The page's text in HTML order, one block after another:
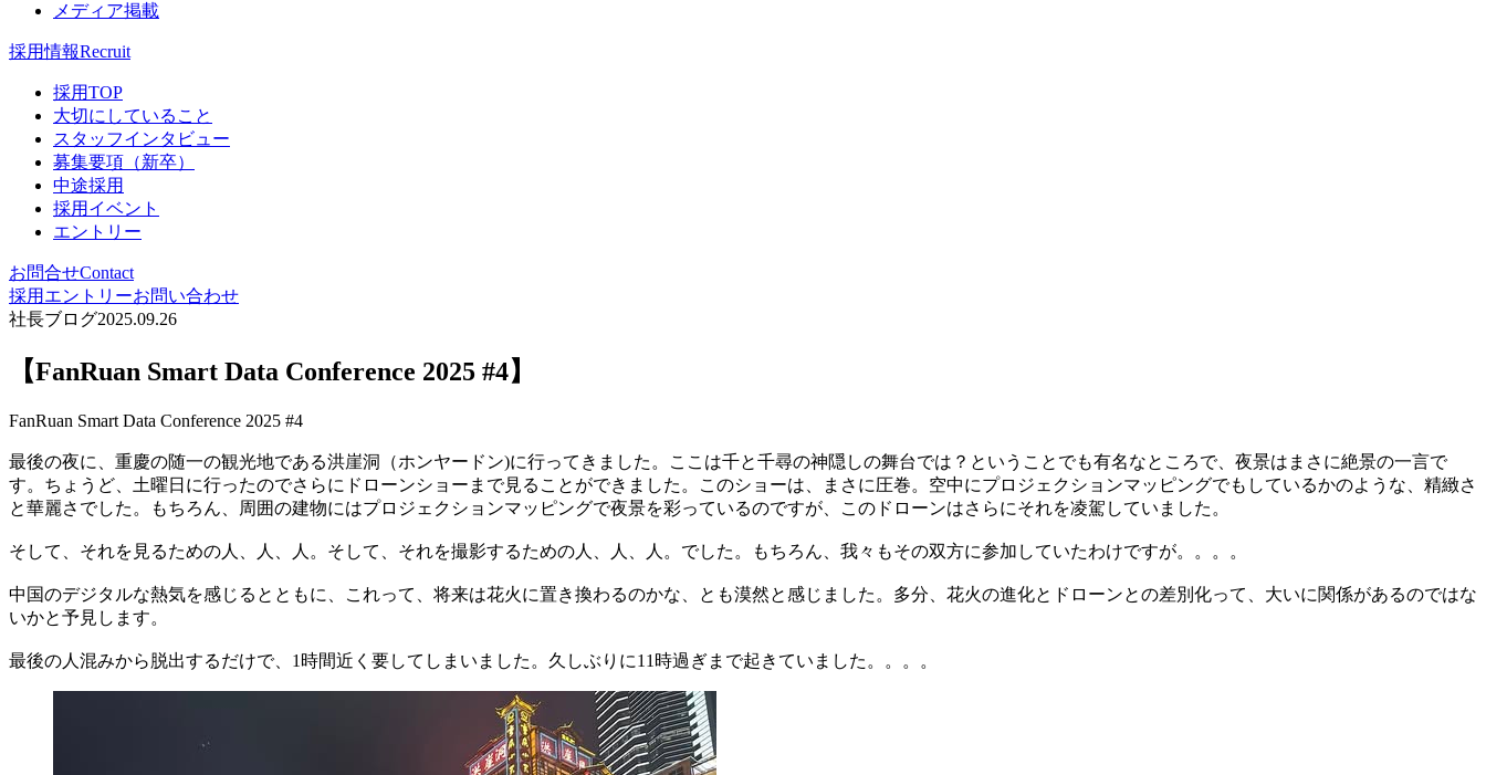
メディア掲載
採用情報Recruit
採用TOP
大切にしていること
スタッフインタビュー
募集要項（新卒）
中途採用
採用イベント
エントリー
お問合せContact
採用エントリーお問い合わせ
社長ブログ2025.09.26
【FanRuan Smart Data Conference 2025 #4】
FanRuan Smart Data Conference 2025 #4
最後の夜に、重慶の随一の観光地である洪崖洞（ホンヤードン)に行ってきました。ここは千と千尋の神隠しの舞台では？ということでも有名なところで、夜景はまさに絶景の一言で
す。ちょうど、土曜日に行ったのでさらにドローンショーまで見ることができました。このショーは、まさに圧巻。空中にプロジェクションマッピングでもしているかのような、精緻さ
と華麗さでした。もちろん、周囲の建物にはプロジェクションマッピングで夜景を彩っているのですが、このドローンはさらにそれを凌駕していました。
そして、それを見るための人、人、人。そして、それを撮影するための人、人、人。でした。もちろん、我々もその双方に参加していたわけですが。。。。
中国のデジタルな熱気を感じるとともに、これって、将来は花火に置き換わるのかな、とも漠然と感じました。多分、花火の進化とドローンとの差別化って、大いに関係があるのではな
いかと予見します。
最後の人混みから脱出するだけで、1時間近く要してしまいました。久しぶりに11時過ぎまで起きていました。。。。